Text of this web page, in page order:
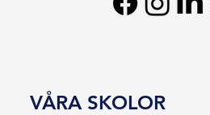
VÅRA SKOLOR